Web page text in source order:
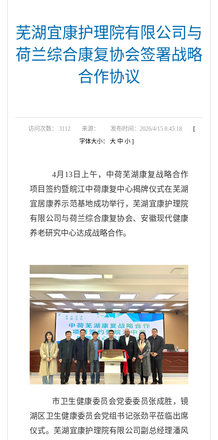
芜湖宜康护理院有限公司与
荷兰综合康复协会签署战略
合作协议
访问次数： 3112 来源： 发布时间：2026/4/15 8:45:18
[
字体大小： 大 中 小 ]
4月13日
上午，中荷芜湖康复战略合作
项目签约暨皖江中荷康复中心揭牌仪式在芜湖
宜居康养示范基地成功举行，芜湖宜康护理院
有限公司与荷兰综合康复协会、安徽现代健康
养老研究中心达成战略合作。
市卫生健康委员会党委委员张成胜，镜
湖区卫生健康委员会党组书记张劲平莅临出席
仪式。芜湖宜康护理院有限公司副总经理潘风